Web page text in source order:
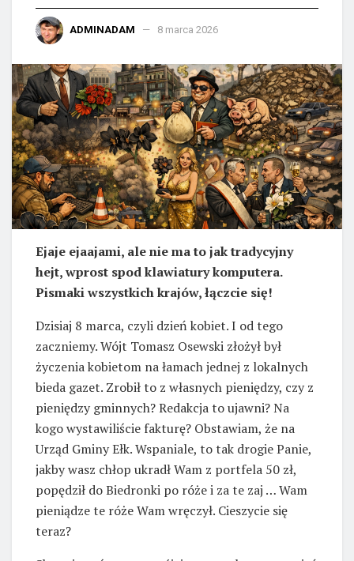
ADMINADAM 8 marca 2026
Ejaje ejaajami, ale nie ma to jak tradycyjny
hejt, wprost spod klawiatury komputera.
Pismaki wszystkich krajów, łączcie się!
Dzisiaj 8 marca, czyli dzień kobiet. I od tego
zaczniemy. Wójt Tomasz Osewski złożył był
życzenia kobietom na łamach jednej z lokalnych
bieda gazet. Zrobił to z własnych pieniędzy, czy z
pieniędzy gminnych? Redakcja to ujawni? Na
kogo wystawiliście fakturę? Obstawiam, że na
Urząd Gminy Ełk. Wspaniale, to tak drogie Panie,
jakby wasz chłop ukradł Wam z portfela 50 zł,
popędził do Biedronki po róże i za te zaj … Wam
pieniądze te róże Wam wręczył. Cieszycie się
teraz?